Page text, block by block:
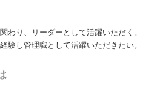
わり、リーダーとして活躍いただく。
験し管理職として活躍いただきたい。